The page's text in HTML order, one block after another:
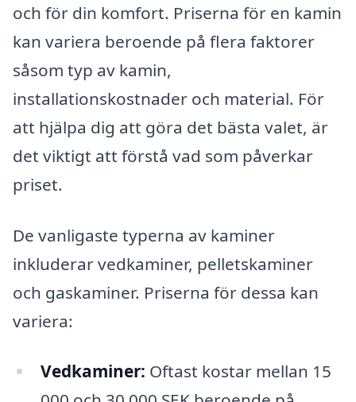
och för din komfort. Priserna för en kamin
kan variera beroende på flera faktorer
såsom typ av kamin,
installationskostnader och material. För
att hjälpa dig att göra det bästa valet, är
det viktigt att förstå vad som påverkar
priset.
De vanligaste typerna av kaminer
inkluderar vedkaminer, pelletskaminer
och gaskaminer. Priserna för dessa kan
variera:
Vedkaminer: Oftast kostar mellan 15